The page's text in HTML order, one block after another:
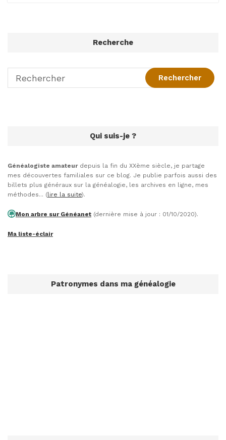
Recherche
Qui suis-je ?
Généalogiste amateurdepuis la fin du XXème siècle, je partage
mes découvertes familiales sur ce blog. Je publie parfois aussi des
billets plus généraux sur la généalogie, les archives en ligne, mes
méthodes... (lire la suite).
Mon arbre sur Généanet (dernière mise à jour : 01/10/2020).
Ma liste-éclair
Patronymes dans ma généalogie